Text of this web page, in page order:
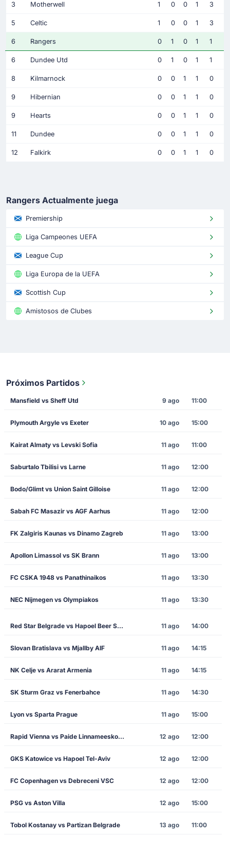
3 Motherwell 1 0 0 1 3
5 Celtic 1 0 0 1 3
6 Rangers 0 1 0 1 1
6 Dundee Utd 0 1 0 1 1
8 Kilmarnock 0 0 1 1 0
9 Hibernian 0 0 1 1 0
9 Hearts 0 0 1 1 0
11 Dundee 0 0 1 1 0
12 Falkirk 0 0 1 1 0
Rangers Actualmente juega
Premiership
Liga Campeones UEFA
League Cup
Liga Europa de la UEFA
Scottish Cup
Amistosos de Clubes
Próximos Partidos
Mansfield vs Sheff Utd 9 ago 11:00
Plymouth Argyle vs Exeter 10 ago 15:00
Kairat Almaty vs Levski Sofia 11 ago 11:00
Saburtalo Tbilisi vs Larne 11 ago 12:00
Bodo/Glimt vs Union Saint Gilloise 11 ago 12:00
Sabah FC Masazir vs AGF Aarhus 11 ago 12:00
FK Zalgiris Kaunas vs Dinamo Zagreb 11 ago 13:00
Apollon Limassol vs SK Brann 11 ago 13:00
FC CSKA 1948 vs Panathinaikos 11 ago 13:30
NEC Nijmegen vs Olympiakos 11 ago 13:30
Red Star Belgrade vs Hapoel Beer Sheva 11 ago 14:00
Slovan Bratislava vs Mjallby AIF 11 ago 14:15
NK Celje vs Ararat Armenia 11 ago 14:15
SK Sturm Graz vs Fenerbahce 11 ago 14:30
Lyon vs Sparta Prague 11 ago 15:00
Rapid Vienna vs Paide Linnameeskond 12 ago 12:00
GKS Katowice vs Hapoel Tel-Aviv 12 ago 12:00
FC Copenhagen vs Debreceni VSC 12 ago 12:00
PSG vs Aston Villa 12 ago 15:00
Tobol Kostanay vs Partizan Belgrade 13 ago 11:00